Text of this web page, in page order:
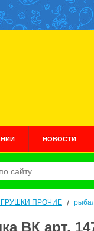
НОВОСТИ
ПРОЧИЕ /
ВК арт.